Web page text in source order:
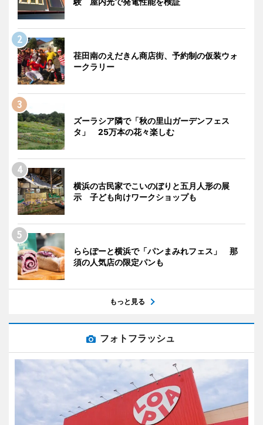
荏田南のえだきん商店街、予約制の仮装ウォ
ークラリー
ズーラシア隣で「秋の里山ガーデンフェス
タ」 25万本の花々楽しむ
横浜の古民家でこいのぼりと五月人形の展
示 子ども向けワークショップも
ららぽーと横浜で「パンまみれフェス」 那
須の人気店の限定パンも
もっと見る
フォトフラッシュ